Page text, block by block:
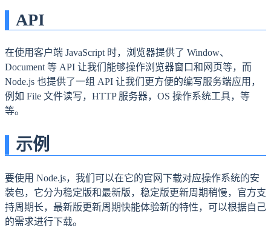
API
在使用客户端 JavaScript 时，浏览器提供了 Window、
Document 等 API 让我们能够操作浏览器窗口和网页等，而
Node.js 也提供了一组 API 让我们更方便的编写服务端应用，
例如 File 文件读写，HTTP 服务器，OS 操作系统工具，等
等。
示例
要使用 Node.js，我们可以在它的官网下载对应操作系统的安
装包，它分为稳定版和最新版，稳定版更新周期稍慢，官方支
持周期长，最新版更新周期快能体验新的特性，可以根据自己
的需求进行下载。